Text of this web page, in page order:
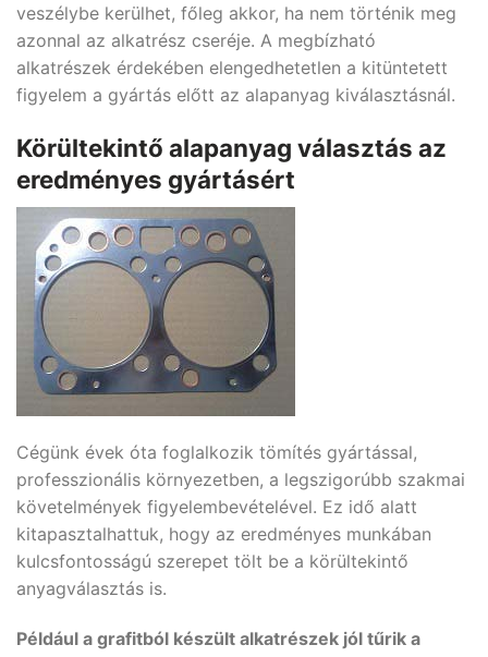
veszélybe kerülhet, főleg akkor, ha nem történik meg
azonnal az alkatrész cseréje. A megbízható
alkatrészek érdekében elengedhetetlen a kitüntetett
figyelem a gyártás előtt az alapanyag kiválasztásnál.
Körültekintő alapanyag választás az
eredményes gyártásért
Cégünk évek óta foglalkozik tömítés gyártással,
professzionális környezetben, a legszigorúbb szakmai
követelmények figyelembevételével. Ez idő alatt
kitapasztalhattuk, hogy az eredményes munkában
kulcsfontosságú szerepet tölt be a körültekintő
anyagválasztás is.
Például a grafitból készült alkatrészek jól tűrik a